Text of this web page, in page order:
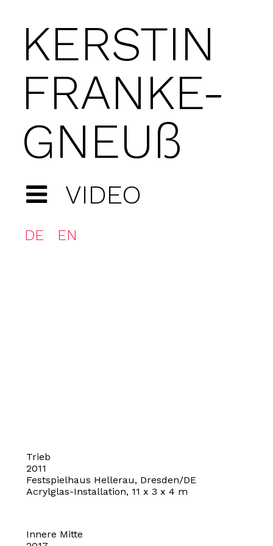
KERSTIN
FRANKE-
GNEUß
VIDEO
DE EN
Trieb
2011
Festspielhaus Hellerau, Dresden/DE
Acrylglas-Installation, 11 x 3 x 4 m
Innere Mitte